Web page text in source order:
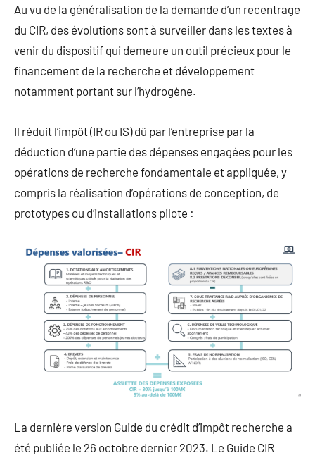
Au vu de la généralisation de la demande d’un recentrage
du CIR, des évolutions sont à surveiller dans les textes à
venir du dispositif qui demeure un outil précieux pour le
financement de la recherche et développement
notamment portant sur l’hydrogène.
Il réduit l’impôt (IR ou IS) dû par l’entreprise par la
déduction d’une partie des dépenses engagées pour les
opérations de recherche fondamentale et appliquée, y
compris la réalisation d’opérations de conception, de
prototypes ou d’installations pilote :
La dernière version Guide du crédit d’impôt recherche a
été publiée le 26 octobre dernier 2023. Le Guide CIR